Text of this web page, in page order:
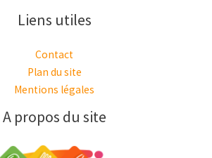
Liens utiles
Contact
Plan du site
Mentions légales
A propos du site